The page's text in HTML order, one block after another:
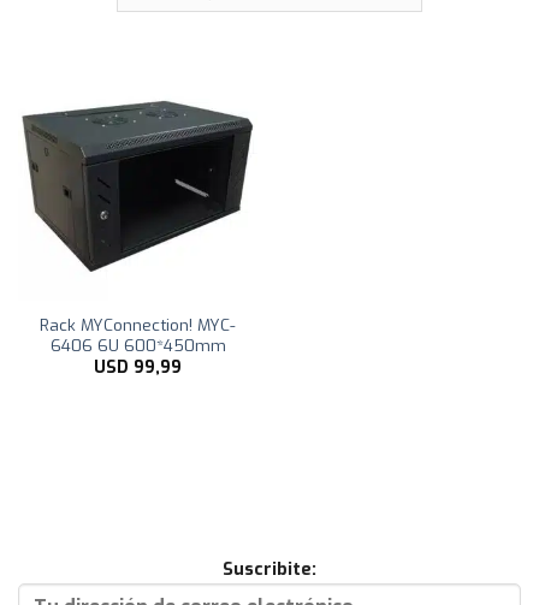
Rack MYConnection! MYC-
6406 6U 600*450mm
USD 99,99
Suscribite: